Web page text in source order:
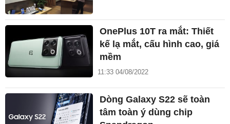
OnePlus 10T ra mắt: Thiết
kế lạ mắt, cấu hình cao, giá
mềm
11:33 04/08/2022
Dòng Galaxy S22 sẽ toàn
tâm toàn ý dùng chip